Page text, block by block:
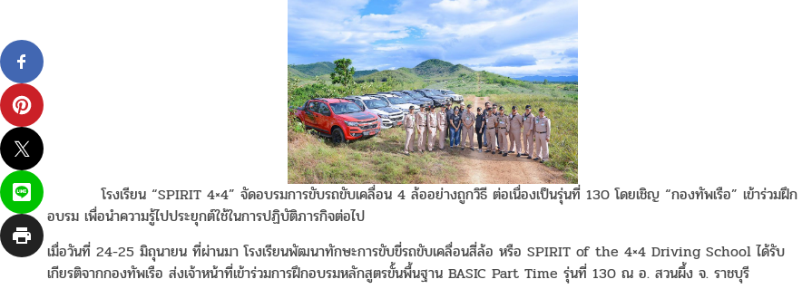
โรงเรียน “SPIRIT 4×4” จัดอบรมการขับรถขับเคลื่อน 4 ล้ออย่างถูกวิธี ต่อเนื่องเป็นรุ่นที่ 130 โดยเชิญ “กองทัพเรือ” เข้าร่วมฝึก
อบรม เพื่อนำความรู้ไปประยุกต์ใช้ในการปฏิบัติภารกิจต่อไป
เมื่อวันที่ 24-25 มิถุนายน ที่ผ่านมา โรงเรียนพัฒนาทักษะการขับขี่รถขับเคลื่อนสี่ล้อ หรือ SPIRIT of the 4×4 Driving School ได้รับ
เกียรติจากกองทัพเรือ ส่งเจ้าหน้าที่เข้าร่วมการฝึกอบรมหลักสูตรขั้นพื้นฐาน BASIC Part Time รุ่นที่ 130 ณ อ. สวนผึ้ง จ. ราชบุรี